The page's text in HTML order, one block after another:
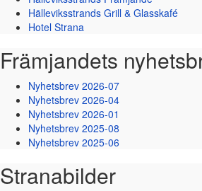
Hälleviksstrands Grill & Glasskafé
Hotel Strana
Främjandets
Nyhetsbrev 2026-07
Nyhetsbrev 2026-04
Nyhetsbrev 2026-01
Nyhetsbrev 2025-08
Nyhetsbrev 2025-06
Stranabilder